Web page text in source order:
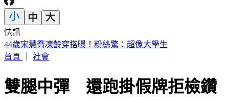
快訊
盲眼龍婆2026年5預言中2個？剩3大預言其1波及台灣
首頁
社會
雙腿中彈 還跑掛假牌拒檢鑽